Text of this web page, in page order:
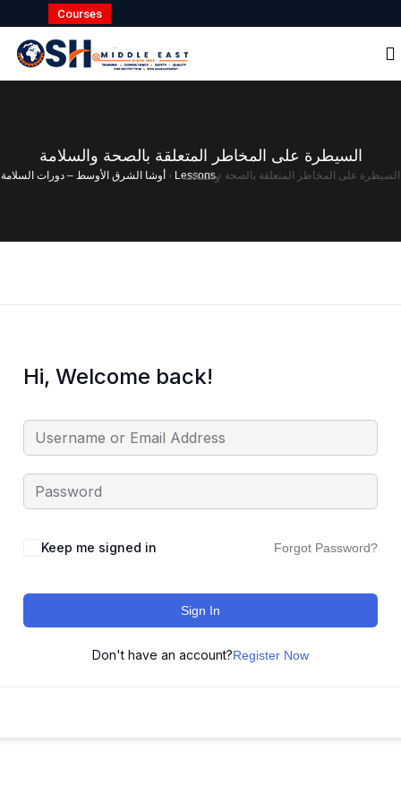
Courses
السيطرة على المخاطر المتعلقة بالصحة والسلامة
أوشا الشرق الأوسط – دورات السلامة › Lessons›السيطرة على المخاطر المتعلقة بالصحة والسلامة
Hi, Welcome back!
Keep me signed in Forgot Password?
Sign In
Don't have an account?Register Now